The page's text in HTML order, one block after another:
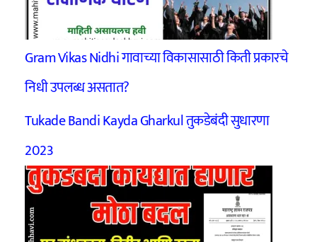
Gram Vikas Nidhi गावाच्या विकासासाठी किती प्रकारचे
निधी उपलब्ध असतात?
Tukade Bandi Kayda Gharkul तुकडेबंदी सुधारणा
2023